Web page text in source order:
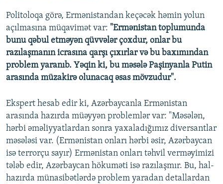
Politoloqa görə, Ermənistandan keçəcək həmin yolun
açılmasına müqavimət var: "Ermənistan toplumunda
bunu qəbul etməyən qüvvələr çoxdur, onlar bu
razılaşmanın icrasına qarşı çıxırlar və bu baxımından
problem yaranıb. Yəqin ki, bu məsələ Paşinyanla Putin
arasında müzakirə olunacaq əsas mövzudur".
Ekspert hesab edir ki, Azərbaycanla Ermənistan
arasında hazırda müəyyən problemlər var: "Məsələn,
hərbi əməliyyatlardan sonra yaxaladığımız diversantlar
məsələsi var. (Ermənistan onları hərbi əsir, Azərbaycan
isə terrorçu sayır) Ermənistan onları təhvil verməyimizi
tələb edir, Azərbaycan hökuməti isə razılaşmır. Bu, hal-
hazırda münasibətlərdə problem yaradan detallardan